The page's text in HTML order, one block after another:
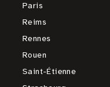
Paris
Reims
Rennes
Rouen
Saint-Étienne